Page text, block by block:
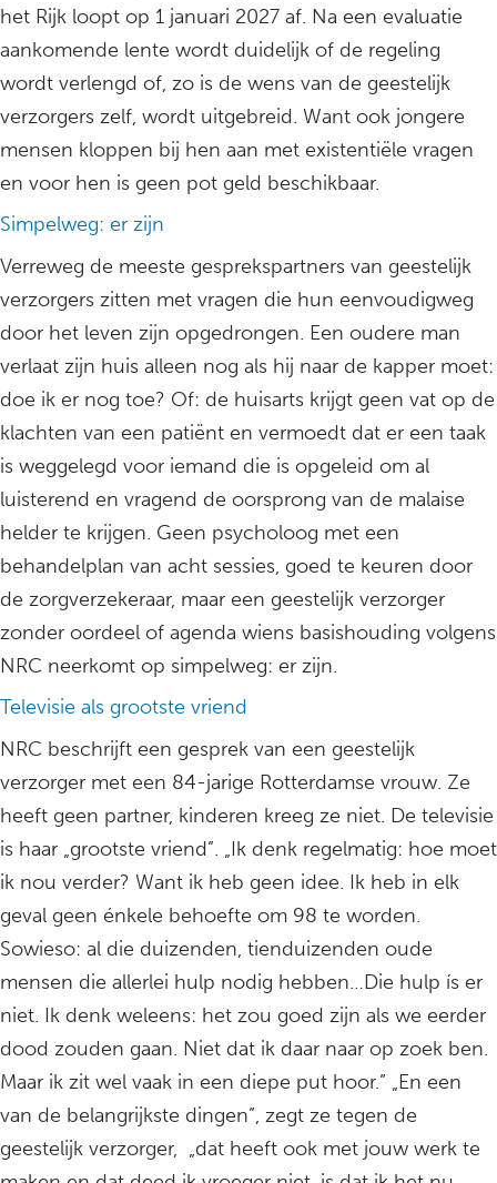
het Rijk loopt op 1 januari 2027 af. Na een evaluatie
aankomende lente wordt duidelijk of de regeling
wordt verlengd of, zo is de wens van de geestelijk
verzorgers zelf, wordt uitgebreid. Want ook jongere
mensen kloppen bij hen aan met existentiële vragen
en voor hen is geen pot geld beschikbaar.
Simpelweg: er zijn
Verreweg de meeste gesprekspartners van geestelijk
verzorgers zitten met vragen die hun eenvoudigweg
door het leven zijn opgedrongen. Een oudere man
verlaat zijn huis alleen nog als hij naar de kapper moet:
doe ik er nog toe? Of: de huisarts krijgt geen vat op de
klachten van een patiënt en vermoedt dat er een taak
is weggelegd voor iemand die is opgeleid om al
luisterend en vragend de oorsprong van de malaise
helder te krijgen. Geen psycholoog met een
behandelplan van acht sessies, goed te keuren door
de zorgverzekeraar, maar een geestelijk verzorger
zonder oordeel of agenda wiens basishouding volgens
NRC neerkomt op simpelweg: er zijn.
Televisie als grootste vriend
NRC beschrijft een gesprek van een geestelijk
verzorger met een 84-jarige Rotterdamse vrouw. Ze
heeft geen partner, kinderen kreeg ze niet. De televisie
is haar „grootste vriend”. „Ik denk regelmatig: hoe moet
ik nou verder? Want ik heb geen idee. Ik heb in elk
geval geen énkele behoefte om 98 te worden.
Sowieso: al die duizenden, tienduizenden oude
mensen die allerlei hulp nodig hebben…Die hulp ís er
niet. Ik denk weleens: het zou goed zijn als we eerder
dood zouden gaan. Niet dat ik daar naar op zoek ben.
Maar ik zit wel vaak in een diepe put hoor.” „En een
van de belangrijkste dingen”, zegt ze tegen de
geestelijk verzorger, „dat heeft ook met jouw werk te